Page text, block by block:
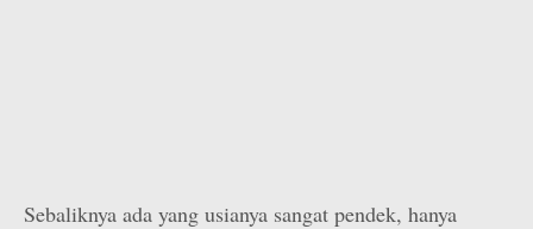
Sebaliknya ada yang usianya sangat pendek, hanya